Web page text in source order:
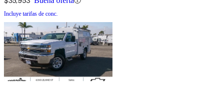
Incluye tarifas de conc.